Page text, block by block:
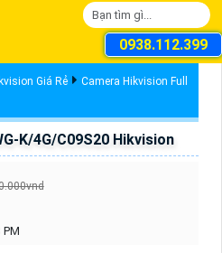
0938.112.399
Giá Rẻ
Camera Hikvision Full
K/4G/C09S20 Hikvision